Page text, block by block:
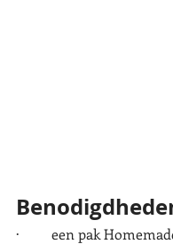
·         een pak